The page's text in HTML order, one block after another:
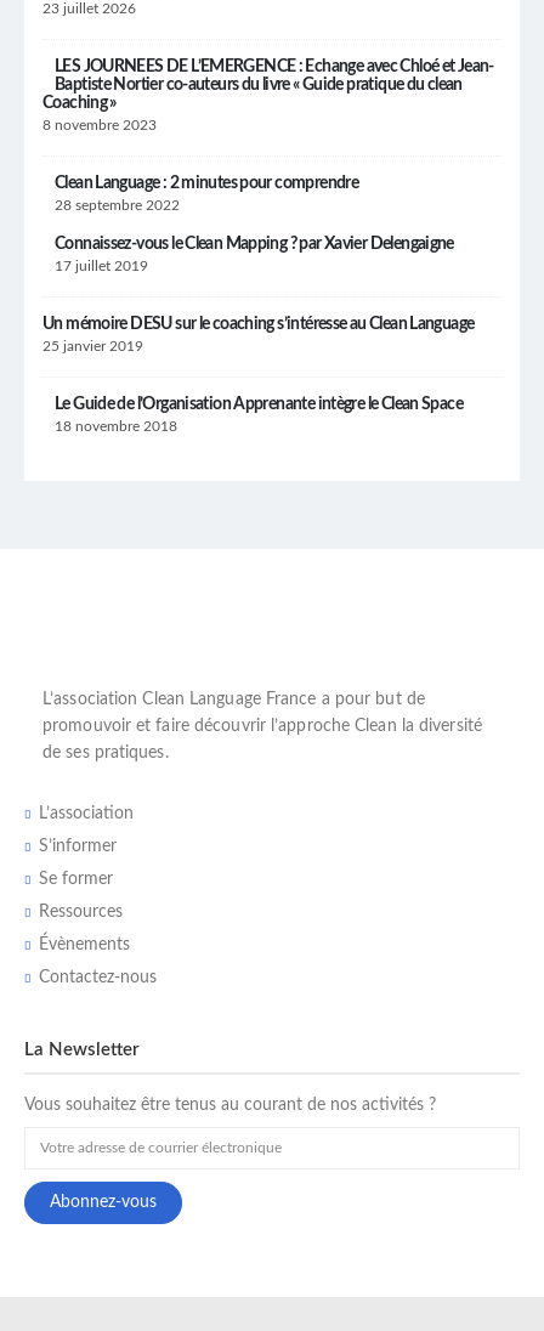
23 juillet 2026
LES JOURNEES DE L’EMERGENCE : Echange avec Chloé et Jean-
Baptiste Nortier co-auteurs du livre « Guide pratique du clean
Coaching »
8 novembre 2023
Clean Language : 2 minutes pour comprendre
28 septembre 2022
Connaissez-vous le Clean Mapping ? par Xavier Delengaigne
17 juillet 2019
Un mémoire DESU sur le coaching s’intéresse au Clean Language
25 janvier 2019
Le Guide de l’Organisation Apprenante intègre le Clean Space
18 novembre 2018
L’association Clean Language France a pour but de
promouvoir et faire découvrir l’approche Clean la diversité
de ses pratiques.
L’association
S’informer
Se former
Ressources
Évènements
Contactez-nous
La Newsletter
Vous souhaitez être tenus au courant de nos activités ?